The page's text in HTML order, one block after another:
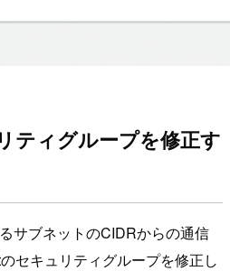
ティグループを修正す
サブネットのCIDRからの通信
セキュリティグループを修正し